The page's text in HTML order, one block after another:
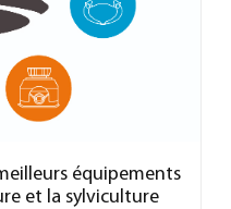
équipements
et la sylviculture